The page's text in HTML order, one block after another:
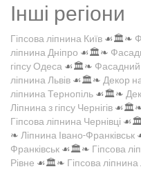
Інші регіони
Гіпсова ліпнина Київ ☙🏛️❧
ліпнина Дніпро ☙🏛️❧
гіпсу Одеса ☙🏛️❧
ліпнина Львів ☙🏛️❧ Декор
ліпнина Тернопіль ☙🏛️❧
Ліпнина з гіпсу Чернігів
Гіпсова ліпнина Чернівці
❧ Ліпнина Івано-Франківськ
Франківськ ☙🏛️❧ Гіпсова
Рівне ☙🏛️❧ Гіпсова